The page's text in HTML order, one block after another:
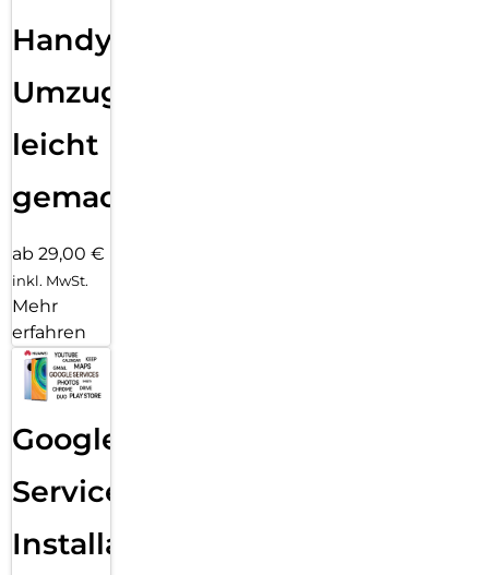
Handy
Umzug
leicht
gemacht!
ab 29,00 €
inkl. MwSt.
Mehr
erfahren
Google
Services
Installation